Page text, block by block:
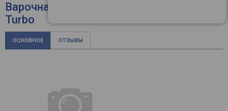
Варочная поверхность Kaiser KCG 9387
Turbo
ОСНОВНОЕ ОТЗЫВЫ